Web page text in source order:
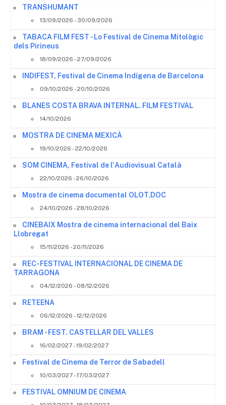
TRANSHUMANT
13/09/2026 - 30/09/2026
TABACA FILM FEST - Lo Festival de Cinema Mitològic
dels Pirineus
18/09/2026 - 27/09/2026
INDIFEST, Festival de Cinema Indígena de Barcelona
09/10/2026 - 20/10/2026
BLANES COSTA BRAVA INTERNAL. FILM FESTIVAL
14/10/2026
MOSTRA DE CINEMA MEXICÀ
19/10/2026 - 22/10/2026
SOM CINEMA, Festival de l'Audiovisual Català
22/10/2026 - 26/10/2026
Mostra de cinema documental OLOT.DOC
24/10/2026 - 28/10/2026
CINEBAIX Mostra de cinema internacional del Baix
Llobregat
15/11/2026 - 20/11/2026
REC- FESTIVAL INTERNACIONAL DE CINEMA DE
TARRAGONA
04/12/2026 - 08/12/2026
RETEENA
06/12/2026 - 12/12/2026
BRAM - FEST. CASTELLAR DEL VALLES
16/02/2027 - 19/02/2027
Festival de Cinema de Terror de Sabadell
10/03/2027 - 17/03/2027
FESTIVAL OMNIUM DE CINEMA